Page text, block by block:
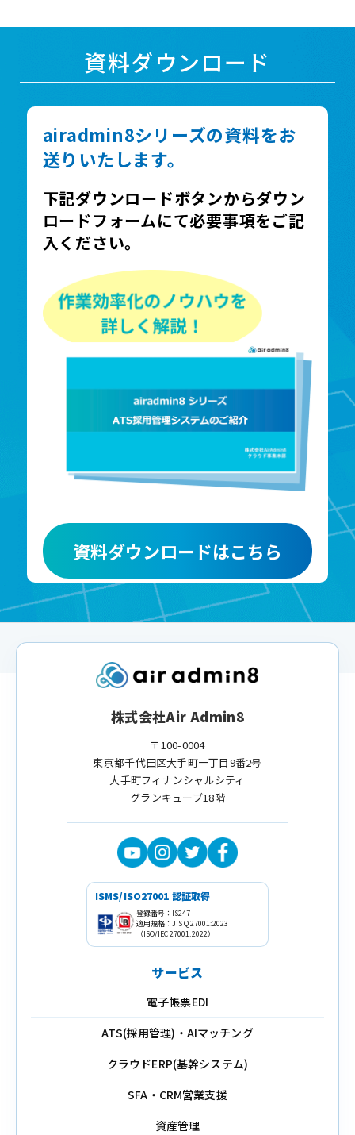
資料ダウンロード
airadmin8シリーズの資料をお
送りいたします。
下記ダウンロードボタンからダウン
ロードフォームにて必要事項をご記
入ください。
資料ダウンロードはこちら
株式会社Air Admin8
〒100-0004
東京都千代田区大手町一丁目9番2号
大手町フィナンシャルシティ
グランキューブ18階
ISMS/ISO27001 認証取得
登録番号：IS247
適用規格：JIS Q 27001:2023
（ISO/IEC 27001:2022）
サービス
電子帳票EDI
ATS(採用管理)・AIマッチング
クラウドERP(基幹システム)
SFA・CRM営業支援
資産管理